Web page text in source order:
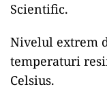
Scientific.
Nivelul extrem
temperaturi
Celsius.